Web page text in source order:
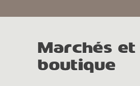
Marchés et
boutique